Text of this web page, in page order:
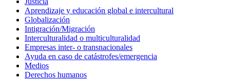
Aprendizaje y educación global e intercultural
Globalización
Intigración/Migración
Interculturalidad o multiculturalidad
Empresas inter- o transnacionales
Ayuda en caso de catástrofes/emergencia
Medios
Derechos humanos